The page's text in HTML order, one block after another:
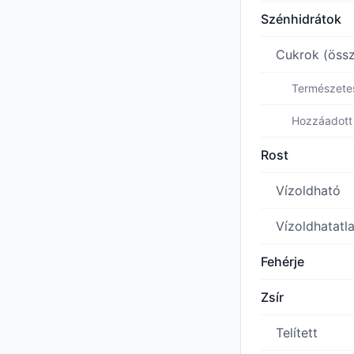
Szénhidrátok
Cukrok
Hozzáadott
Rost
Vízoldható
Fehérje
Zsír
Telített